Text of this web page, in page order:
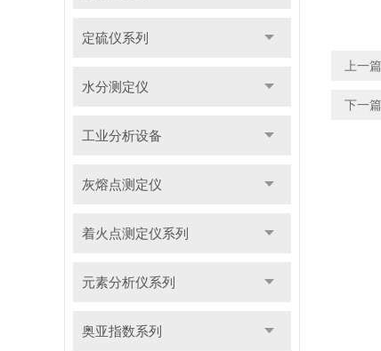
定硫仪系列
水分测定仪
工业分析设备
灰熔点测定仪
着火点测定仪系列
元素分析仪系列
奥亚指数系列
上一
下一篇